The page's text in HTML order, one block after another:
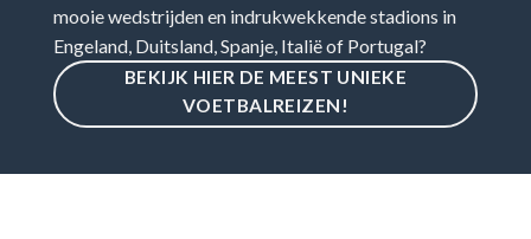
mooie wedstrijden en indrukwekkende stadions in
Engeland, Duitsland, Spanje, Italië of Portugal?
BEKIJK HIER DE MEEST UNIEKE
VOETBALREIZEN!